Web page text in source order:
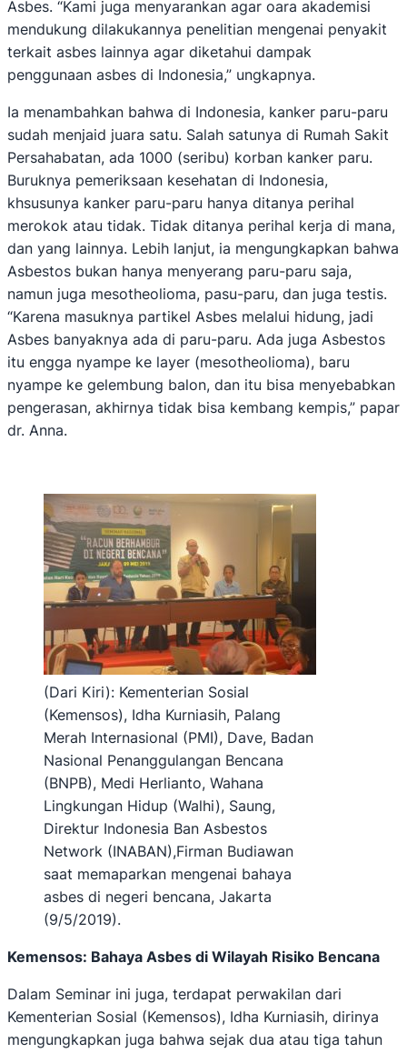
Asbes. “Kami juga menyarankan agar oara akademisi
mendukung dilakukannya penelitian mengenai penyakit
terkait asbes lainnya agar diketahui dampak
penggunaan asbes di Indonesia,” ungkapnya.
Ia menambahkan bahwa di Indonesia, kanker paru-paru
sudah menjaid juara satu. Salah satunya di Rumah Sakit
Persahabatan, ada 1000 (seribu) korban kanker paru.
Buruknya pemeriksaan kesehatan di Indonesia,
khsusunya kanker paru-paru hanya ditanya perihal
merokok atau tidak. Tidak ditanya perihal kerja di mana,
dan yang lainnya. Lebih lanjut, ia mengungkapkan bahwa
Asbestos bukan hanya menyerang paru-paru saja,
namun juga mesotheolioma, pasu-paru, dan juga testis.
“Karena masuknya partikel Asbes melalui hidung, jadi
Asbes banyaknya ada di paru-paru. Ada juga Asbestos
itu engga nyampe ke layer (mesotheolioma), baru
nyampe ke gelembung balon, dan itu bisa menyebabkan
pengerasan, akhirnya tidak bisa kembang kempis,” papar
dr. Anna.
(Dari Kiri): Kementerian Sosial
(Kemensos), Idha Kurniasih, Palang
Merah Internasional (PMI), Dave, Badan
Nasional Penanggulangan Bencana
(BNPB), Medi Herlianto, Wahana
Lingkungan Hidup (Walhi), Saung,
Direktur Indonesia Ban Asbestos
Network (INABAN),Firman Budiawan
saat memaparkan mengenai bahaya
asbes di negeri bencana, Jakarta
(9/5/2019).
Kemensos: Bahaya Asbes di Wilayah Risiko Bencana
Dalam Seminar ini juga, terdapat perwakilan dari
Kementerian Sosial (Kemensos), Idha Kurniasih, dirinya
mengungkapkan juga bahwa sejak dua atau tiga tahun